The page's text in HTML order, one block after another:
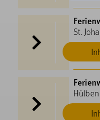
St.
Hülben